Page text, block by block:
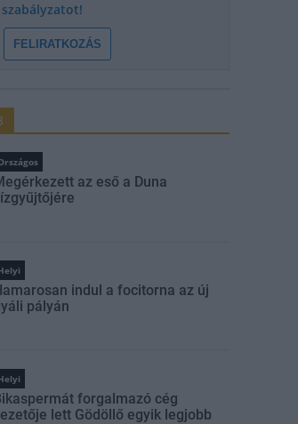
FELIRATKOZÁS
az eső a Duna
indul a focitorna az új
pályán
forgalmazó cég
lett Gödöllő egyik legjobb